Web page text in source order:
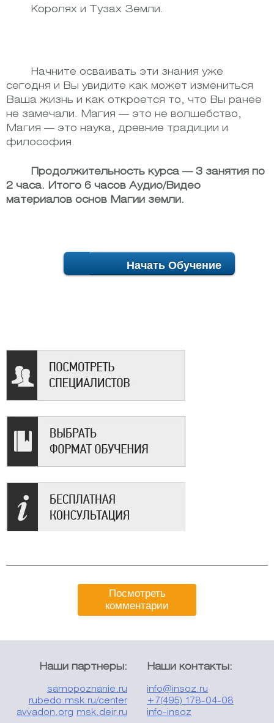
Королях и Тузах Земли.
Начните осваивать эти знания уже
сегодня и Вы увидите как может измениться
Ваша жизнь и как откроется то, что Вы ранее
не замечали. Магия — это не волшебство,
Магия — это наука, древние традиции и
философия.
Продолжительность курса — 3 занятия по
2 часа. Итого 6 часов Аудио/Видео
материалов основ Магии земли.
Начать Обучение
Посмотреть
комментарии
Наши партнеры:
samopoznanie.ru
rubedo.msk.ru/center
avvadon.org msk.deir.ru
Наши контакты:
info@insoz.ru
+7(495) 178-04-08
info-insoz